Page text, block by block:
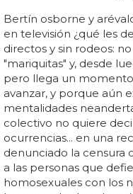
Bertín osborne y
en televisión ¿qué les
directos y sin rodeos:
"mariquitas" y, desde
pero llega un
avanzar, y porque aún
mentalidades
colectivo no quiere
ocurrencias... en una
denunciado la censura
a las personas que
homosexuales con los